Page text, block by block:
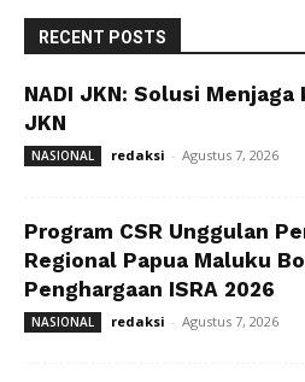
RECENT POSTS
NADI JKN: Solusi
JKN
NASIONAL redaksi - Agustus 7, 2026
Program CSR Unggulan
Regional Papua Maluku
Penghargaan ISRA 2026
NASIONAL redaksi - Agustus 7, 2026